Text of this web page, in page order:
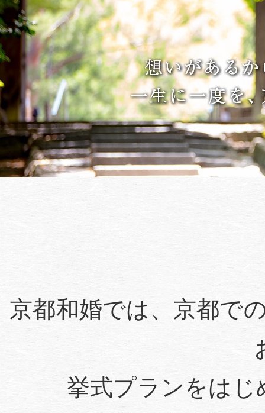
京都和婚では、京都で
挙式プランをはじ